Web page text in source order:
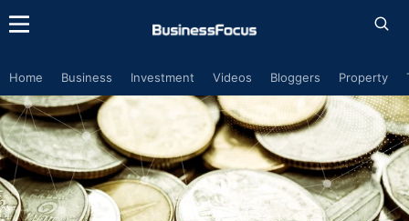
Home Business Investment Videos Bloggers Property